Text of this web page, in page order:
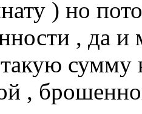
) но
, да
сумму
,